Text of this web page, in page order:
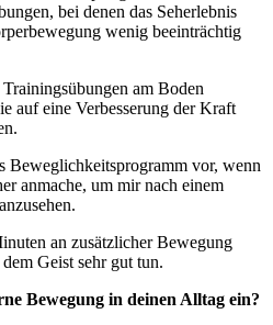
bei denen das Seherlebnis
wenig beeinträchtig
am Boden
auf eine Verbesserung der Kraft
Beweglichkeitsprogramm vor, wenn
anmache, um mir nach einem
an zusätzlicher Bewegung
Geist sehr gut tun.
Bewegung in deinen Alltag ein?